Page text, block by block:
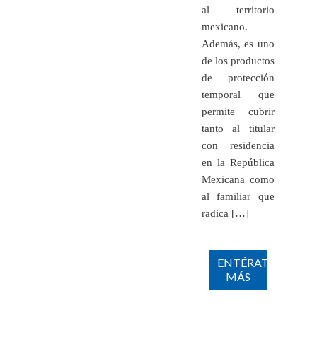
al territorio
mexicano.
Además, es uno
de los productos
de protección
temporal que
permite cubrir
tanto al titular
con residencia
en la República
Mexicana como
al familiar que
radica […]
ENTÉRATE
MÁS